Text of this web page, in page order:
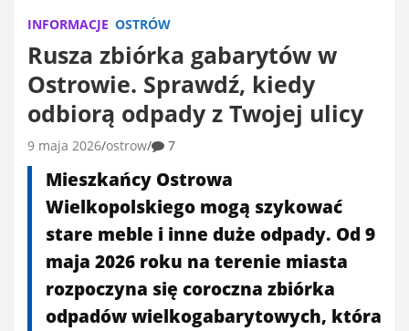
INFORMACJE OSTRÓW
Rusza zbiórka gabarytów w
Ostrowie. Sprawdź, kiedy
odbiorą odpady z Twojej ulicy
9 maja 2026 ostrow 7
Mieszkańcy Ostrowa
Wielkopolskiego mogą szykować
stare meble i inne duże odpady. Od 9
maja 2026 roku na terenie miasta
rozpoczyna się coroczna zbiórka
odpadów wielkogabarytowych, która